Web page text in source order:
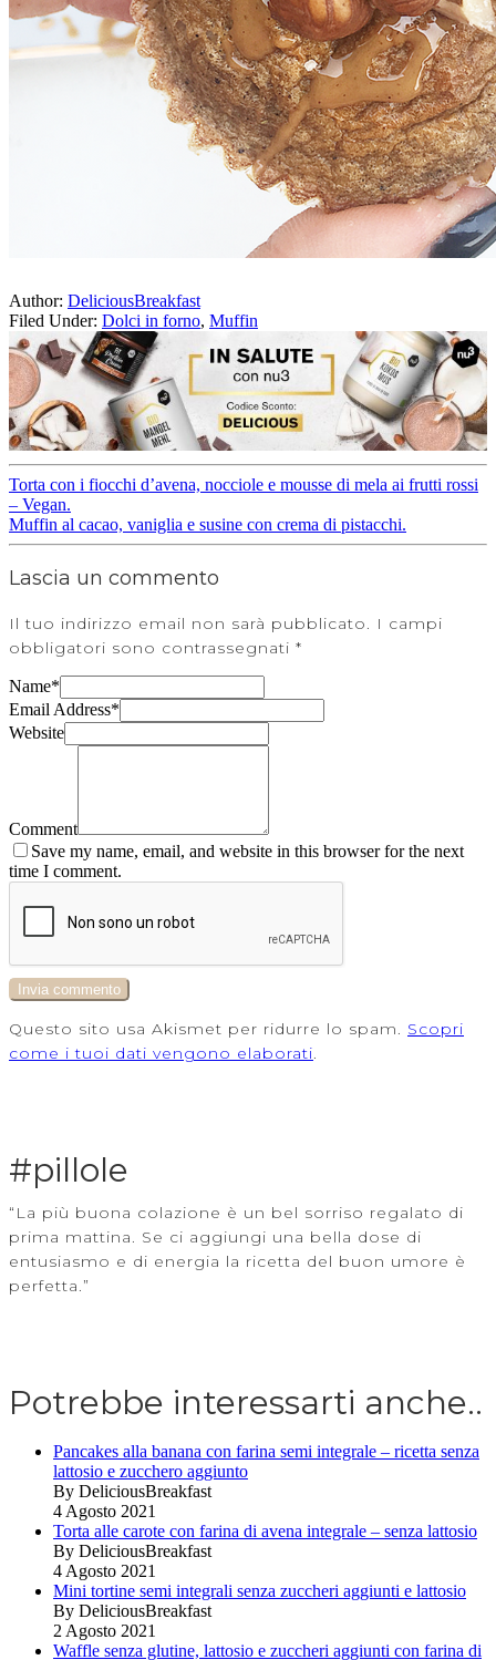
Author: DeliciousBreakfast
Filed Under: Dolci in forno, Muffin
Torta con i fiocchi d’avena, nocciole e mousse di mela ai frutti rossi
– Vegan.
Muffin al cacao, vaniglia e susine con crema di pistacchi.
Lascia un commento
Il tuo indirizzo email non sarà pubblicato. I campi
obbligatori sono contrassegnati *
Name*
Email Address*
Website
Comment
Save my name, email, and website in this browser for the next
time I comment.
Questo sito usa Akismet per ridurre lo spam. Scopri
come i tuoi dati vengono elaborati.
#pillole
“La più buona colazione è un bel sorriso regalato di
prima mattina. Se ci aggiungi una bella dose di
entusiasmo e di energia la ricetta del buon umore è
perfetta.”
Potrebbe interessarti anche..
Pancakes alla banana con farina semi integrale – ricetta senza
lattosio e zucchero aggiunto
By DeliciousBreakfast
4 Agosto 2021
Torta alle carote con farina di avena integrale – senza lattosio
By DeliciousBreakfast
4 Agosto 2021
Mini tortine semi integrali senza zuccheri aggiunti e lattosio
By DeliciousBreakfast
2 Agosto 2021
Waffle senza glutine, lattosio e zuccheri aggiunti con farina di